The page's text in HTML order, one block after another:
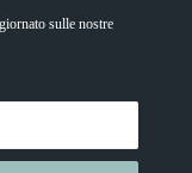
sulle nostre